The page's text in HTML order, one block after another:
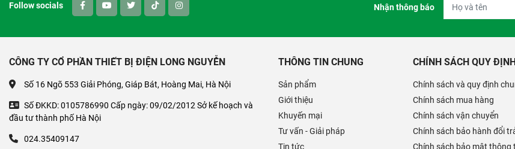
Follow socials Nhận thông báo
CÔNG TY CỔ PHẦN THIẾT BỊ ĐIỆN LONG NGUYỄN
Số 16 Ngõ 553 Giải Phóng, Giáp Bát, Hoàng Mai, Hà Nội
Số ĐKKD: 0105786990 Cấp ngày: 09/02/2012 Sở kế hoạch và
đầu tư thành phố Hà Nội
024.35409147
THÔNG TIN CHUNG
Sản phẩm
Giới thiệu
Khuyến mại
Tư vấn - Giải pháp
Tin tức
CHÍNH SÁCH QUY ĐỊNH
Chính sách và quy định
Chính sách mua hàng
Chính sách vận chuyển
Chính sách bảo hành đổi
Chính sách bảo mật thông